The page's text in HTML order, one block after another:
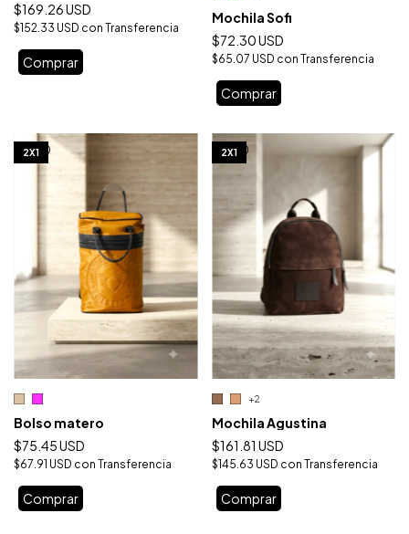
$169.26 USD
$152.33 USD con Transferencia
Comprar
Mochila Sofi
$72.30 USD
$65.07 USD con Transferencia
Comprar
1/ 10
2X1
Bolso matero
$75.45 USD
$67.91 USD con Transferencia
Comprar
1/10
2X1
+2
Mochila Agustina
$161.81 USD
$145.63 USD con Transferencia
Comprar